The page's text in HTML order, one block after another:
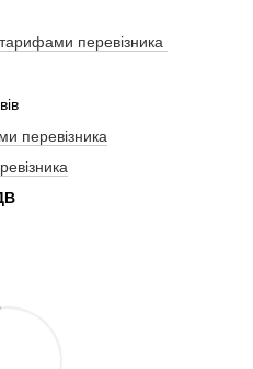
перевізника
перевізника